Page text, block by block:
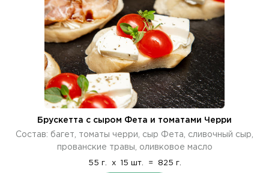
Брускетта с сыром Фета и томатами Черри
Состав: багет, томаты черри, сыр Фета, сливочный сыр,
прованские травы, оливковое масло
55 г. x 15 шт. = 825 г.